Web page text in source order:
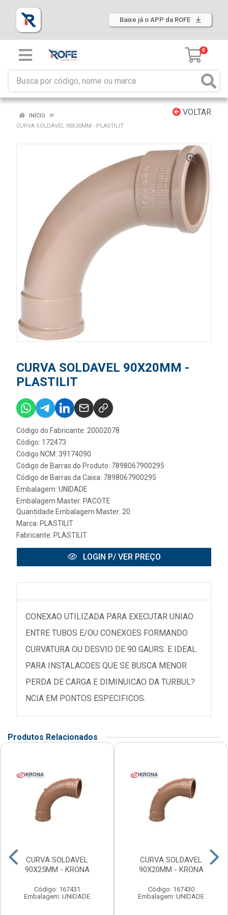
Baixe já o APP da ROFE
0
VOLTAR
INÍCIO
CURVA SOLDAVEL 90X20MM - PLASTILIT
CURVA SOLDAVEL 90X20MM -
PLASTILIT
Código do Fabricante: 20002078
Código: 172473
Código NCM: 39174090
Código de Barras do Produto: 7898067900295
Código de Barras da Caixa: 7898067900295
Embalagem: UNIDADE
Embalagem Master: PACOTE
Quantidade Embalagem Master: 20
Marca: PLASTILIT
Fabricante: PLASTILIT
LOGIN P/ VER PREÇO
CONEXAO UTILIZADA PARA EXECUTAR UNIAO
ENTRE TUBOS E/OU CONEXOES FORMANDO
CURVATURA OU DESVIO DE 90 GAURS. E IDEAL
PARA INSTALACOES QUE SE BUSCA MENOR
PERDA DE CARGA E DIMINUICAO DA TURBUL?
NCIA EM PONTOS ESPECIFICOS.
Produtos Relacionados
CURVA SOLDAVEL
90X25MM - KRONA
Código: 167431
Embalagem: UNIDADE
CURVA SOLDAVEL
90X20MM - KRONA
Código: 167430
Embalagem: UNIDADE